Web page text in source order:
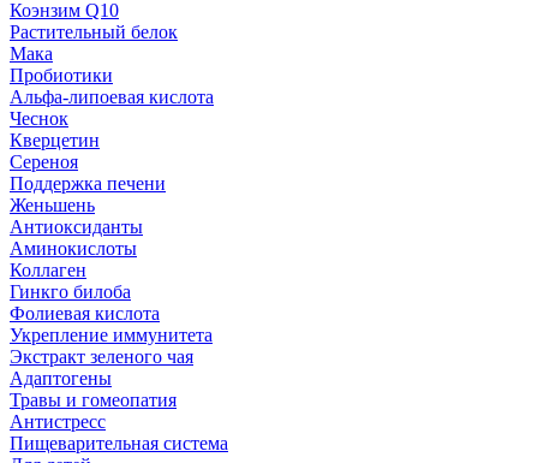
Коэнзим Q10
Растительный белок
Мака
Пробиотики
Альфа-липоевая кислота
Чеснок
Кверцетин
Сереноя
Поддержка печени
Женьшень
Антиоксиданты
Аминокислоты
Коллаген
Гинкго билоба
Фолиевая кислота
Укрепление иммунитета
Экстракт зеленого чая
Адаптогены
Травы и гомеопатия
Антистресс
Пищеварительная система